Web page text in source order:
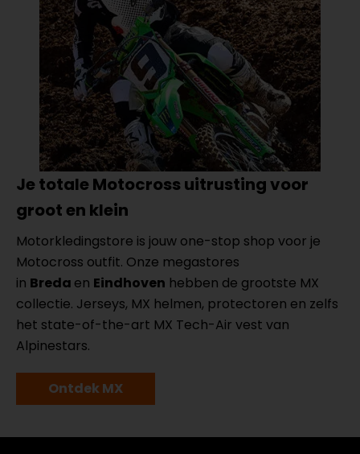
Je totale Motocross uitrusting voor
groot en klein
Motorkledingstore is jouw one-stop shop voor je
Motocross outfit. Onze megastores
in Breda en Eindhoven hebben de grootste MX
collectie. Jerseys, MX helmen, protectoren en zelfs
het state-of-the-art MX Tech-Air vest van
Alpinestars.
Ontdek MX